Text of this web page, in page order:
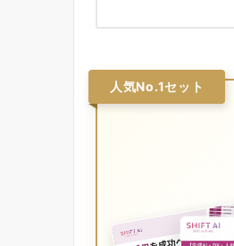
人気No.1セット